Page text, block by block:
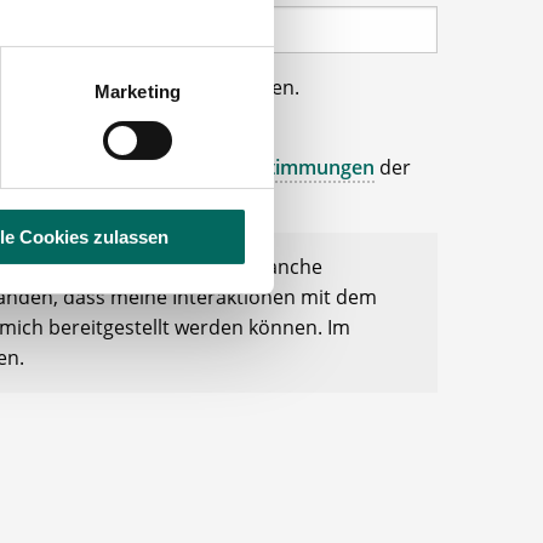
Marketing
Cookies zulassen
haben Zugriff auf Ihre Daten.
Apotheken weiter.
sowie denDatenschutzbestimmungen der
und Apothekenbranche
dass meine Interaktionen mit dem
bereitgestellt werden können. Im